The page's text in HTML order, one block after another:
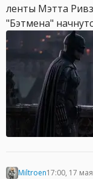
ленты Мэтта
"Бэтмена"
Miltroen17:00, 17